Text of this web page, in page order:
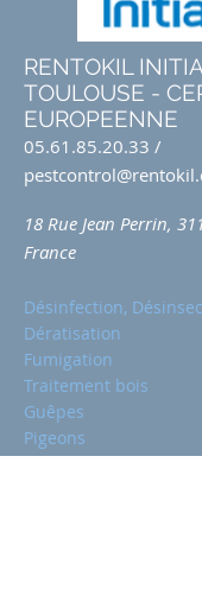
RENTOKIL
TOULOUSE -
EUROPEENNE
05.61.85.20.33 /
18 Rue Jean Perrin,
France
Désinfection,
Dératisation
Fumigation
Traitement bois
Guêpes
Pigeons